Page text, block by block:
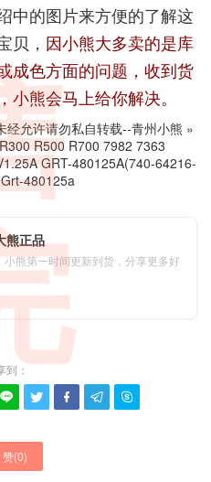
中的图片来方便的了解这
贝， 因小熊大多卖的是库
成色方面的问题，收到货
熊会马上给你解决。
经允许请勿私自转载--青州小熊 »
R500 R700 7982 7363
GRT-480125A(740-64216-
480125a
熊正品
小熊第一时间更新到货，分享更多好
到：
    
赞(0)